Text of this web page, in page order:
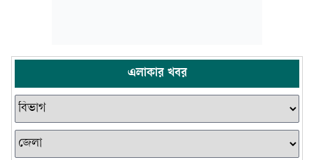
এলাকার খবর